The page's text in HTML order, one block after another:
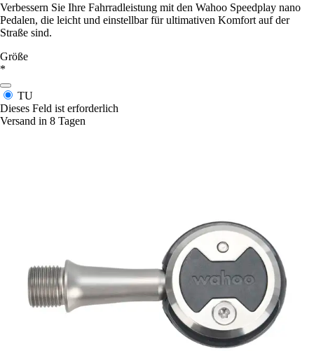
Verbessern Sie Ihre Fahrradleistung mit den Wahoo Speedplay nano
Pedalen, die leicht und einstellbar für ultimativen Komfort auf der
Straße sind.
Größe
*
TU
Dieses Feld ist erforderlich
Versand in 8 Tagen